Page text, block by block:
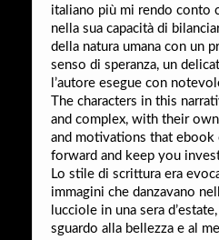
italiano più mi rendo conto
nella sua capacità di
della natura umana con un
senso di speranza, un
l’autore esegue con
The characters in this
and complex, with their
and motivations that
forward and keep you
Lo stile di scrittura era
immagini che danzavano
lucciole in una sera
sguardo alla bellezza e al